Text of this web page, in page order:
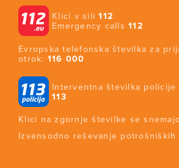
Klici v sili112
Emergency calls112
Evropska telefonska številka za
otrok: 116 000
Interventna številka
113
Klici na zgornje številke se
Izvensodno reševanje potrošniških